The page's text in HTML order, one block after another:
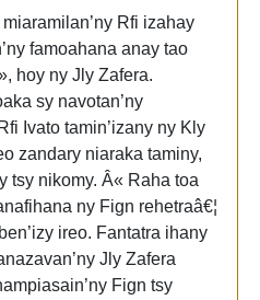
Rfi izahay
famoahana anay tao
hoy ny Jly Zafera.
sy navotan’ny
Ivato tamin’izany ny Kly
zandary niaraka taminy,
tsy nikomy. Â« Raha toa
ny Fign rehetraâ€¦
ireo. Fantatra ihany
Jly Zafera
Fign tsy